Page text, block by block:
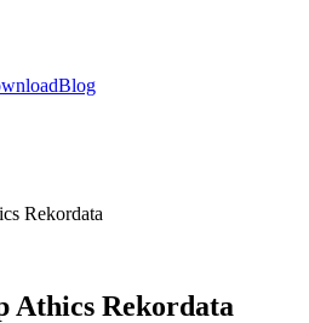
Blog
Rekordata
Athics Rekordata